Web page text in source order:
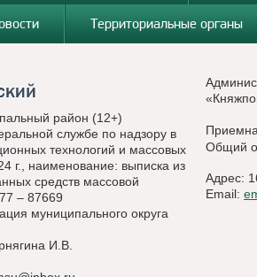
Территориальные органы
район (12+)
службе по надзору в
технологий и массовых
г., наименование: выписка из
средств массовой
– 87669
муниципального округа
И.В.
Общий
Адрес:
Email: